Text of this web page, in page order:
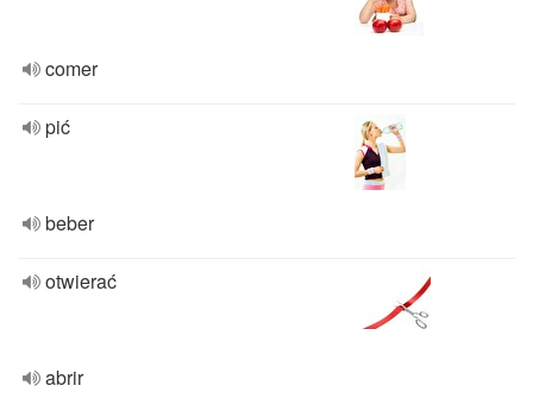
comer
pić
beber
otwierać
abrir